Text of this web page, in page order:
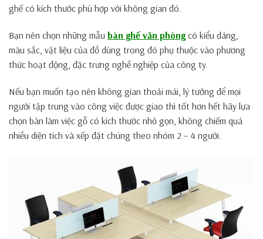
ghế có kích thước phù hợp với không gian đó.
Bạn nên chọn những mẫu bàn ghế văn phòng có kiểu dáng,
màu sắc, vật liệu của đồ dùng trong đó phụ thuộc vào phương
thức hoạt động, đặc trưng nghề nghiệp của công ty.
Nếu bạn muốn tạo nên không gian thoải mái, lý tưởng để mọi
người tập trung vào công việc được giao thì tốt hơn hết hãy lựa
chọn bàn làm việc gỗ có kích thước nhỏ gọn, không chiếm quá
nhiều diện tích và xếp đặt chúng theo nhóm 2 – 4 người.